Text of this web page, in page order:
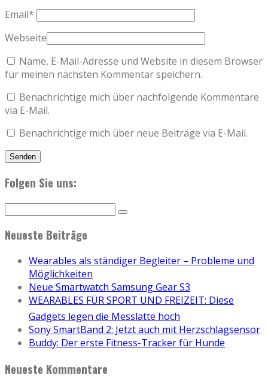
Email*
Webseite
Name, E-Mail-Adresse und Website in diesem Browser
für meinen nächsten Kommentar speichern.
Benachrichtige mich über nachfolgende Kommentare
via E-Mail.
Benachrichtige mich über neue Beiträge via E-Mail.
Folgen Sie uns:
Neueste Beiträge
Wearables als ständiger Begleiter – Probleme und
Möglichkeiten
Neue Smartwatch Samsung Gear S3
WEARABLES FÜR SPORT UND FREIZEIT: Diese
Gadgets legen die Messlatte hoch
Sony SmartBand 2: Jetzt auch mit Herzschlagsensor
Buddy: Der erste Fitness-Tracker für Hunde
Neueste Kommentare